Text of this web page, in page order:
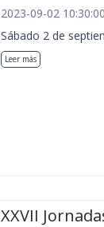
2023-09-02 10:30:00
Sábado 2 de
Leer más
XXVII